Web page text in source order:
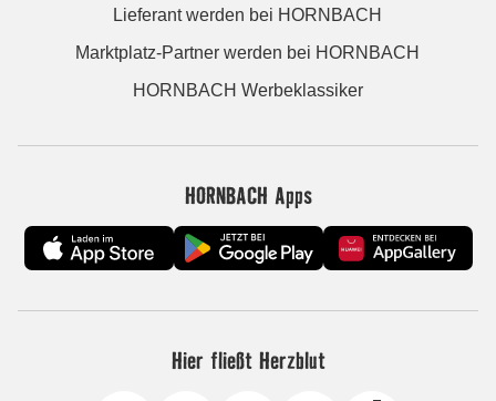
Lieferant werden bei HORNBACH
Marktplatz-Partner werden bei HORNBACH
HORNBACH Werbeklassiker
HORNBACH Apps
Hier fließt Herzblut